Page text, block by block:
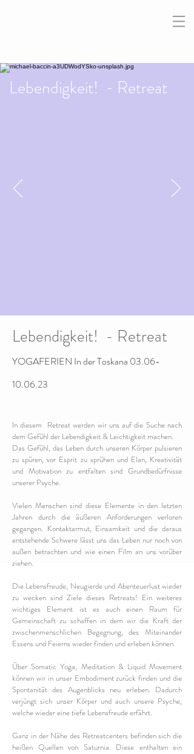
Lebendigkeit! - Retreat
Lebendigkeit! - Retreat
YOGAFERIEN In der Toskana 03.06-
10.06.23
In diesem Retreat werden wir uns auf die Suche nach
dem Gefühl der Lebendigkeit & Leichtigkeit machen.
Das Gefühl, das Leben durch unseren Körper pulsieren
zu spüren, vor Esprit zu sprühen und Elan, Kreativität
und Motivation zu entfalten sind Grundbedürfnisse
unserer Psyche.
Vielen Menschen sind diese Elemente in den letzten
Jahren durch die äußeren Anforderungen verloren
gegangen. Kontaktarmut, Einsamkeit und die daraus
entstehende Schwere lässt uns das Leben nur noch von
außen betrachten und wie einen Film an uns vorüber
ziehen.
Die Lebensfreude, Neugierde und Abenteuerlust wieder
zu wecken sind Ziele dieses Retreats! Ein weiteres
wichtiges Element ist es auch einen Raum für
Gemeinschaft zu schaffen in dem wir die Kraft der
zwischenmenschlichen Begegnung, des Miteinander
Essens und Feierns wieder finden und erleben können.
Über Somatic Yoga, Meditation & Liquid Movement
können wir in unser Embodiment zurück finden und die
Spontanität des Augenblicks neu erleben. Dadurch
verjüngt sich unser Körper und auch unsere Psyche,
welche wieder eine tiefe Lebensfreude erfährt.
Ganz in der Nähe des Retreatcenters befinden sich die
heißen Quellen von Saturnia. Diese enthalten ein